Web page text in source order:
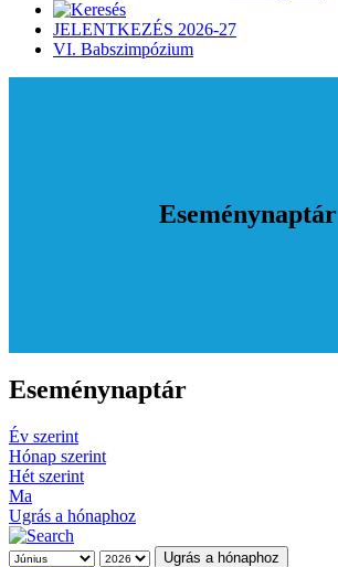
JELENTKEZÉS 2026-27
VI. Babszimpózium
Eseménynaptár
Eseménynaptár
Év szerint
Hónap szerint
Hét szerint
Ma
Ugrás a hónaphoz
Ugrás a hónaphoz